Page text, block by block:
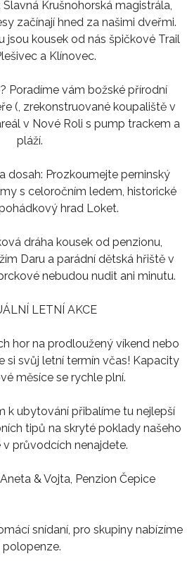
Krušnohorská magistrála,
začínají hned za našimi dveřmi.
jsou kousek od nás špičkové Trail
a Klínovec.
Poradíme vám božské přírodní
(, zrekonstruované koupaliště v
v Nové Roli s pump trackem a
pláží.
dosah: Prozkoumejte perninský
s celoročním ledem, historické
hrad Loket.
dráha kousek od penzionu,
Daru a parádní dětská hřiště v
nebudou nudit ani minutu.
LETNÍ AKCE
hor na prodloužený víkend nebo
si svůj letní termín včas! Kapacity
měsíce se rychle plní.
k ubytování přibalíme tu nejlepší
tipů na skryté poklady našeho
v průvodcích nenajdete.
& Vojta, Penzion Čepice
snídaní, pro skupiny nabízíme
polopenze.